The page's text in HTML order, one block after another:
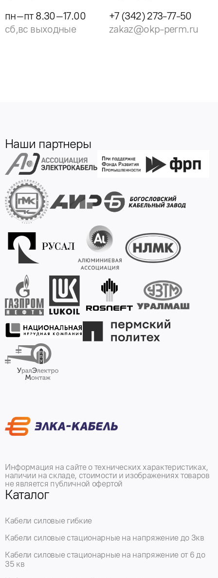
пн–пт 8.30–17.00
сб,вс выходные
+7 (342) 273-77-50
zakaz@okp-perm.ru
Наши партнеры
Информация на сайте о технических характеристиках,
наличии на складе, стоимости и изображениях товаров
не является публичной офертой
Каталог
Кабели силовые гибкие
Кабели силовые стационарные на напряжение до 3кв
Кабели силовые стационарные на напряжение от 6 до
35 кв